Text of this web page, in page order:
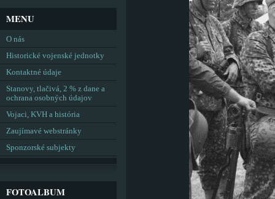
MENU
O nás
Historické vojenské jednotky
Kontaktné údaje
Stanovy, tlačivá, 2 % z dane a
ochrana osobných údajov
Vojaci, KVH a história
Zaujímavé webstránky
Sponzorské subjekty
FOTOALBUM